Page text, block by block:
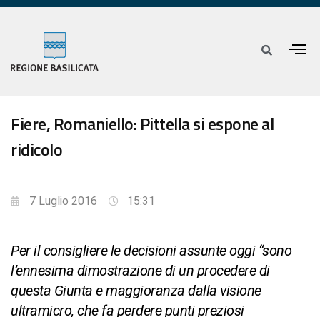
Fiere, Romaniello: Pittella si espone al
ridicolo
7 Luglio 2016 15:31
Per il consigliere le decisioni assunte oggi “sono
l’ennesima dimostrazione di un procedere di
questa Giunta e maggioranza dalla visione
ultramicro, che fa perdere punti preziosi